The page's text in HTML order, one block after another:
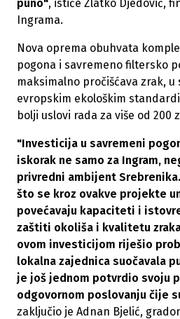
puno", ističe Zlatko Djedović,
Ingrama.
Nova oprema obuhvata
pogona i savremeno filtersko
maksimalno pročišćava zrak,
evropskim ekološkim
bolji uslovi rada za više od 200
"Investicija u savremeni
iskorak ne samo za Ingram,
privredni ambijent
što se kroz ovakve projekte
povećavaju kapaciteti i
zaštiti okoliša i kvalitetu
ovom investicijom riješio
lokalna zajednica suočavala
je još jednom potvrdio svoju
odgovornom poslovanju čije
zaključio je Adnan Bjelić,